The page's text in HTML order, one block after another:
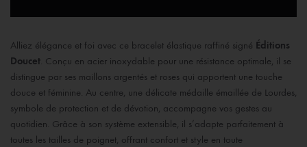
Alliez élégance et foi avec ce bracelet élastique raffiné signé Éditions
Doucet. Conçu en acier inoxydable pour une résistance optimale, il se
distingue par ses maillons argentés et roses qui apportent une touche
douce et féminine. Au centre, une délicate médaille émaillée de Lourdes,
symbole de protection et de dévotion, accompagne vos gestes au
quotidien. Grâce à son système extensible, il s’adapte parfaitement à
toutes les tailles de poignet, offrant confort et style en toute